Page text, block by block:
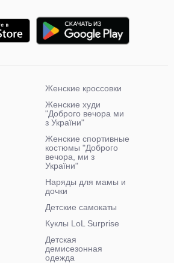
Женские кроссовки
Женские худи
"Доброго вечора ми
з України"
Женские спортивные
костюмы "Доброго
вечора, ми з
України"
Наряды для мамы и
дочки
Детские самокаты
Куклы LoL Surprise
Детская
демисезонная
одежда